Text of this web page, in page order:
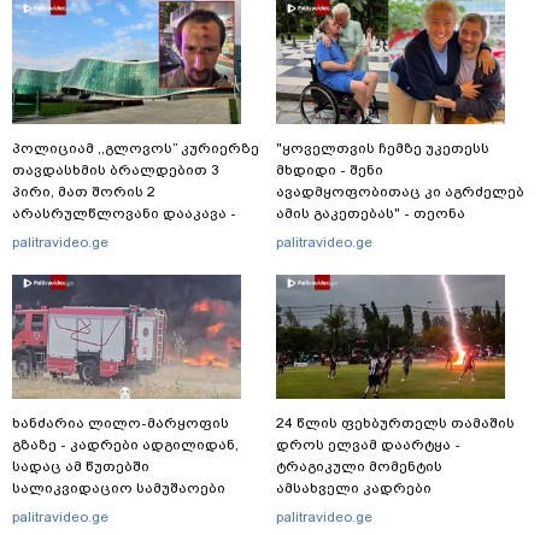
პოლიციამ ,,გლოვოს” კურიერზე
თავდასხმის ბრალდებით 3
პირი, მათ შორის 2
არასრულწლოვანი დააკავა -
შსს ინფორმაციას ავრცელებს
palitravideo.ge
ხანძარია ლილო-მარყოფის
გზაზე - კადრები ადგილიდან,
სადაც ამ წუთებში
სალიკვიდაციო სამუშაოები
მიმდინარეობს
palitravideo.ge
"ყოველთვის ჩემზე უკეთესს
მხდიდი - შენი
ავადმყოფობითაც კი აგრძელებ
ამის გაკეთებას" - თეონა
კონტრიძე მეუღლეს ემოციურ
palitravideo.ge
24 წლის ფეხბურთელს თამაშის
დროს ელვამ დაარტყა -
ტრაგიკული მომენტის
ამსახველი კადრები
ტაილანდიდან მედიაში
palitravideo.ge